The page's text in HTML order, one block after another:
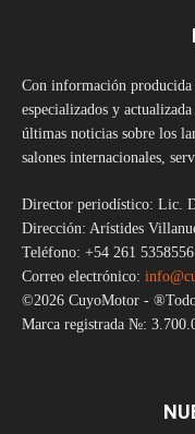
Con información
especializados y
últimas noticias sobre los
salones internacionales,
Director periodístico: Lic.
Dirección: Arístides
Teléfono: +54 261 5358556
Correo electrónico:
©2026 CuyoMotor -
Marca registrada №: